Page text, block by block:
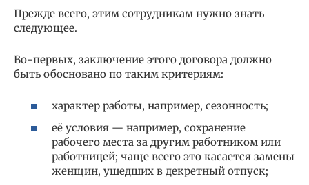
Прежде всего, этим сотрудникам нужно знать
следующее.
Во-первых, заключение этого договора должно
быть обосновано по таким критериям:
характер работы, например, сезонность;
её условия — например, сохранение
рабочего места за другим работником или
работницей; чаще всего это касается замены
женщин, ушедших в декретный отпуск;